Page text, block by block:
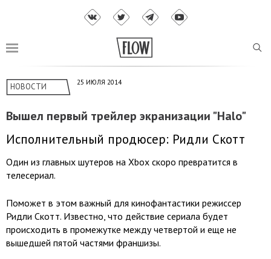
НОВОСТИ 25 ИЮЛЯ 2014
Вышел первый трейлер экранизации "Halo"
Исполнительный продюсер: Ридли Скотт
Один из главных шутеров на Xbox скоро превратится в
телесериал.
Поможет в этом важный для кинофантастики режиссер
Ридли Скотт. Известно, что действие сериала будет
происходить в промежутке между четвертой и еще не
вышедшей пятой частями франшизы.